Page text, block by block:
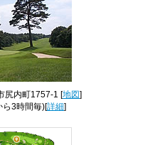
尻内町1757-1 [地図]
ら3時間毎)[詳細]